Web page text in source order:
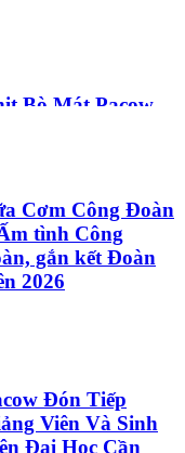
Bò Mát Pacow
Thức Làm Pate
Cơm Công Đoàn
tình Công
gắn kết Đoàn
2026
Đón Tiếp
Viên Và Sinh
Đại Học Cần